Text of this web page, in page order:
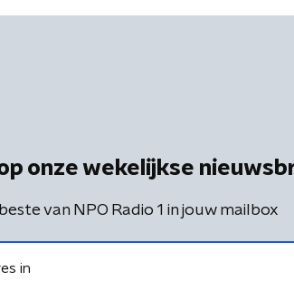
onze wekelijkse
van NPO Radio 1 in jouw mailbox